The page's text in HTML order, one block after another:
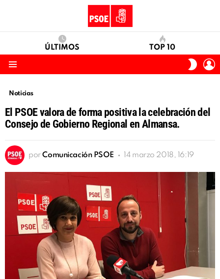
ÚLTIMOS TOP 10
SKIN
Noticias
El PSOE valora de forma positiva la celebración del
Consejo de Gobierno Regional en Almansa.
por Comunicación PSOE 14 marzo 2018, 16:19